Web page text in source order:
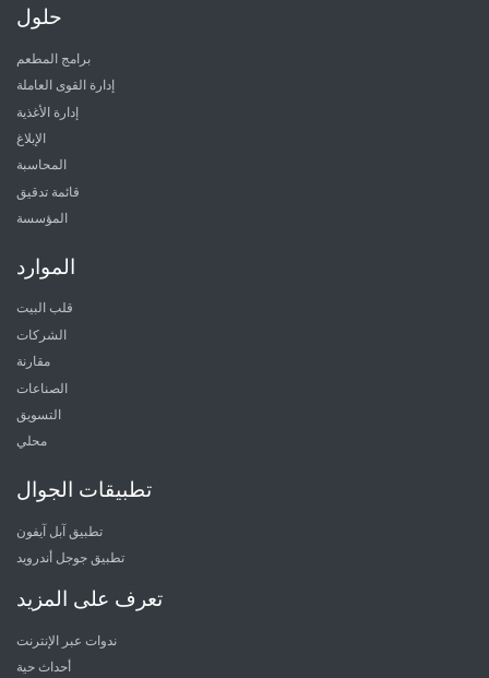
حلول
برامج المطعم
إدارة القوى العاملة
إدارة الأغذية
الإبلاغ
المحاسبة
قائمة تدقيق
المؤسسة
الموارد
قلب البيت
الشركات
مقارنة
الصناعات
التسويق
محلي
تطبيقات الجوال
تطبيق آبل آيفون
تطبيق جوجل أندرويد
تعرف على المزيد
ندوات عبر الإنترنت
أحداث حية